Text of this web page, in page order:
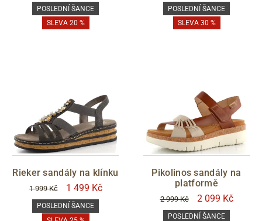
POSLEDNÍ ŠANCE
SLEVA 20 %
POSLEDNÍ ŠANCE
SLEVA 30 %
Rieker sandály na klínku
1 999 Kč 1 499 Kč
POSLEDNÍ ŠANCE
Pikolinos sandály na
platformě
2 999 Kč 2 099 Kč
POSLEDNÍ ŠANCE